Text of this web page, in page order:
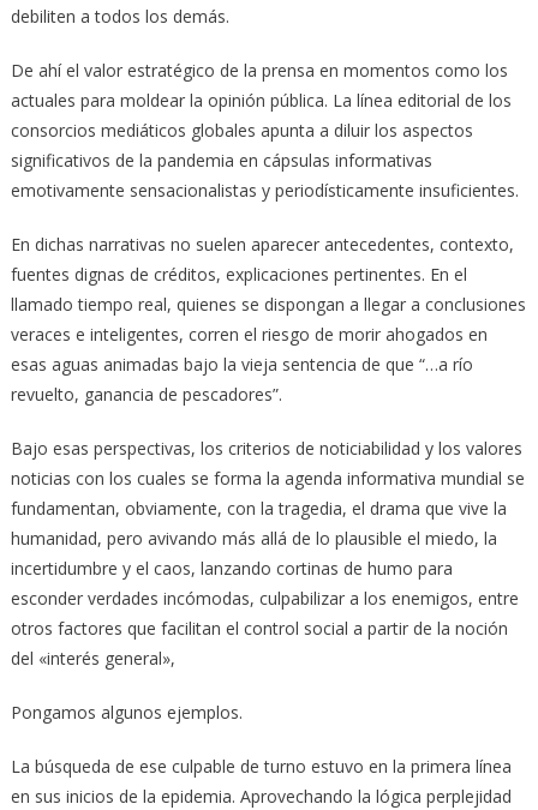
debiliten a todos los demás.
De ahí el valor estratégico de la prensa en momentos como los
actuales para moldear la opinión pública. La línea editorial de los
consorcios mediáticos globales apunta a diluir los aspectos
significativos de la pandemia en cápsulas informativas
emotivamente sensacionalistas y periodísticamente insuficientes.
En dichas narrativas no suelen aparecer antecedentes, contexto,
fuentes dignas de créditos, explicaciones pertinentes. En el
llamado tiempo real, quienes se dispongan a llegar a conclusiones
veraces e inteligentes, corren el riesgo de morir ahogados en
esas aguas animadas bajo la vieja sentencia de que “…a río
revuelto, ganancia de pescadores”.
Bajo esas perspectivas, los criterios de noticiabilidad y los valores
noticias con los cuales se forma la agenda informativa mundial se
fundamentan, obviamente, con la tragedia, el drama que vive la
humanidad, pero avivando más allá de lo plausible el miedo, la
incertidumbre y el caos, lanzando cortinas de humo para
esconder verdades incómodas, culpabilizar a los enemigos, entre
otros factores que facilitan el control social a partir de la noción
del «interés general»,
Pongamos algunos ejemplos.
La búsqueda de ese culpable de turno estuvo en la primera línea
en sus inicios de la epidemia. Aprovechando la lógica perplejidad